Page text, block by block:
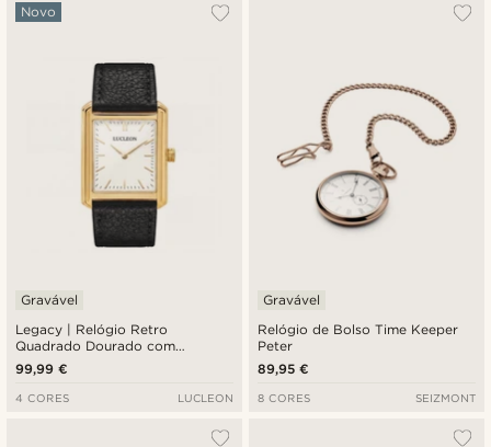
Legacy | Relógio Retro
Quadrado Dourado com
Mostrador Branco e Pulseira em
Pele Preta
Novo
Gravável
99,99 €
4 CORES LUCLEON
Relógio de Bolso Time Keeper
Peter
Gravável
89,95 €
8 CORES SEIZMONT